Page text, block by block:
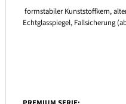
formstabiler Kunststoffkern,
Echtglasspiegel, Fallsicherung